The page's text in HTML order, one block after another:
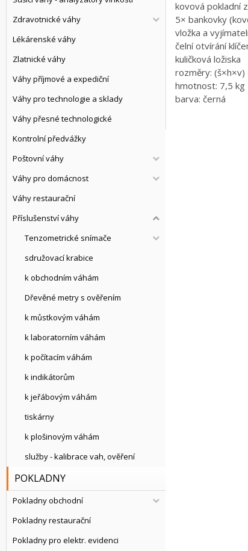
Zdravotnické váhy
Lékárenské váhy
Zlatnické váhy
Váhy příjmové a expediční
Váhy pro technologie a sklady
Váhy přesné technologické
Kontrolní předvážky
Poštovní váhy
Váhy pro domácnost
Váhy restaurační
Příslušenství váhy
Tenzometrické snímače
sdružovací krabice
k obchodním váhám
Dřevěné metry s ověřením
k můstkovým váhám
k laboratorním váhám
k počítacím váhám
k indikátorům
k jeřábovým váhám
tiskárny
k plošinovým váhám
služby - kalibrace vah, ověření
POKLADNY
Pokladny obchodní
Pokladny restaurační
Pokladny pro elektr. evidenci
kovová pokladní
5× bankovky
vložka a
čelní otvírání
kuličková ložiska
rozměry:
hmotnost: 7,5 kg
barva: černá